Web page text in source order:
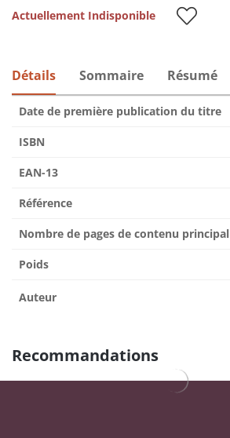
Actuellement Indisponible
Détails Sommaire Résumé
Date de première publication du titre
ISBN
EAN-13
Référence
Nombre de pages de contenu principal
Poids
Auteur
Recommandations